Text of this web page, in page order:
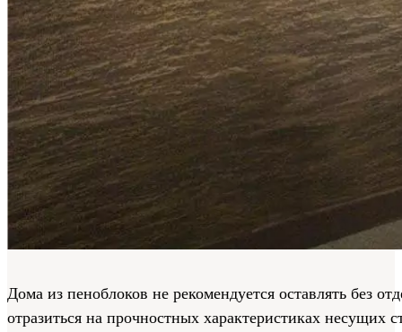
Дома из пеноблоков не рекомендуется оставлять без
отразиться на прочностных характеристиках несущих